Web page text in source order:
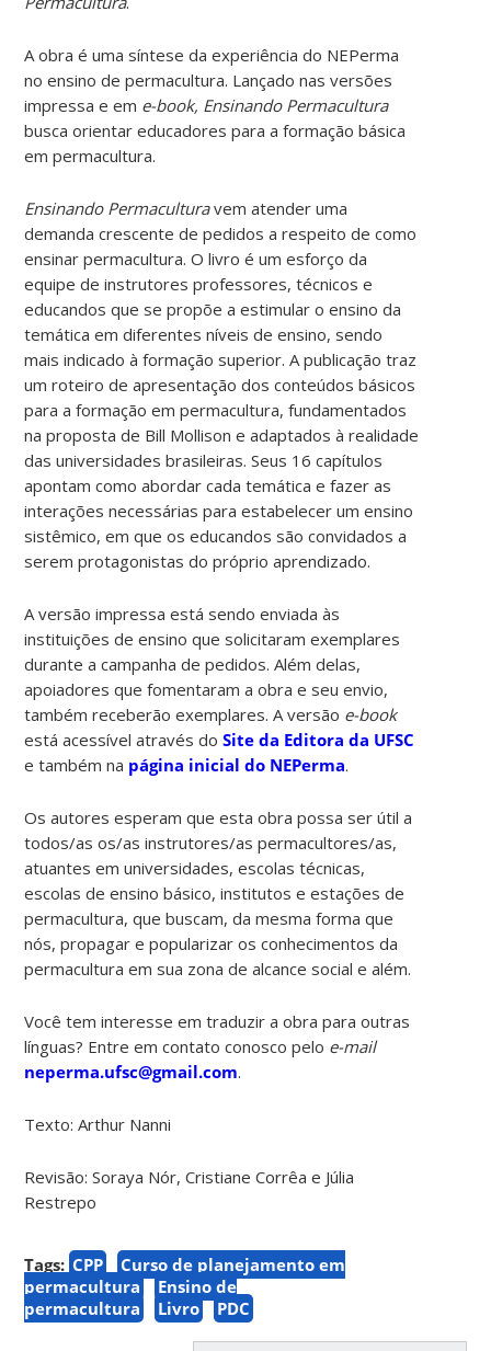
A obra é uma síntese da experiência do NEPerma
no ensino de permacultura. Lançado nas versões
impressa e em e-book, Ensinando Permacultura
busca orientar educadores para a formação básica
em permacultura.
Ensinando Permaculturavem atender uma
demanda crescente de pedidos a respeito de como
ensinar permacultura. O livro é um esforço da
equipe de instrutores professores, técnicos e
educandos que se propõe a estimular o ensino da
temática em diferentes níveis de ensino, sendo
mais indicado à formação superior. A publicação traz
um roteiro de apresentação dos conteúdos básicos
para a formação em permacultura, fundamentados
na proposta de Bill Mollison e adaptados à realidade
das universidades brasileiras. Seus 16 capítulos
apontam como abordar cada temática e fazer as
interações necessárias para estabelecer um ensino
sistêmico, em que os educandos são convidados a
serem protagonistas do próprio aprendizado.
A versão impressa está sendo enviada às
instituições de ensino que solicitaram exemplares
durante a campanha de pedidos. Além delas,
apoiadores que fomentaram a obra e seu envio,
também receberão exemplares. A versão e-book
está acessível através doSite da Editora da UFSC
e também na página inicial do NEPerma.
Os autores esperam que esta obra possa ser útil a
todos/as os/as instrutores/as permacultores/as,
atuantes em universidades, escolas técnicas,
escolas de ensino básico, institutos e estações de
permacultura, que buscam, da mesma forma que
nós, propagar e popularizar os conhecimentos da
permacultura em sua zona de alcance social e além.
Você tem interesse em traduzir a obra para outras
línguas? Entre em contato conosco pelo e-mail
neperma.ufsc@gmail.com.
Texto: Arthur Nanni
Revisão: Soraya Nór, Cristiane Corrêa e Júlia
Restrepo
Tags: CPP
Curso de planejamento em
permacultura
Ensino de
permacultura
Livro PDC